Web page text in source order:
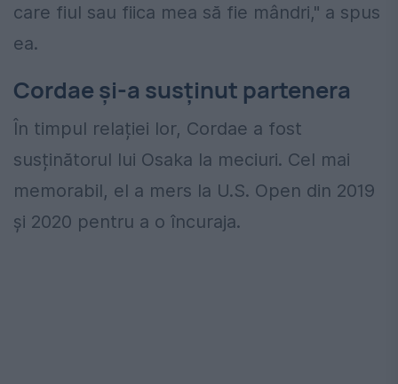
care fiul sau fiica mea să fie mândri," a spus
ea.
Cordae și-a susținut partenera
În timpul relației lor, Cordae a fost
susținătorul lui Osaka la meciuri. Cel mai
memorabil, el a mers la U.S. Open din 2019
și 2020 pentru a o încuraja.